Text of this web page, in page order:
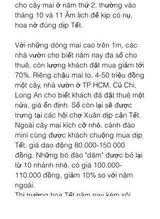
cho cây mai ở năm thứ 2, thường vào
tháng 10 và 11 Âm lịch để kịp có nụ,
hoa nở đúng dịp Tết.
Với những dòng mai cao trên 1m, các
nhà vườn cho biết năm nay đa số cho
thuê, còn lượng khách đặt mua giảm tới
70%. Riêng chậu mai to, 4-50 triệu đồng
một cây, nhà vườn ở TP HCM, Củ Chi,
Long An cho biết khách đã đặt thuê một
nửa, giá ổn định. Số còn lại sẽ được
trưng tại các hội chợ Xuân dịp cận Tết.
Ngoài cây mai kích cỡ nhỏ, cành đào
mini cũng được khách chuộng mua dịp
Tết, giá dao động 80.000-150.000
đồng. Những bó đào "dăm" được bó lại
từ 10 nhánh nhỏ, có giá 100.000-
110.000 đồng, giảm 10% so với năm
ngoái.
Thị trường hoa Tết năm nay kém sôi